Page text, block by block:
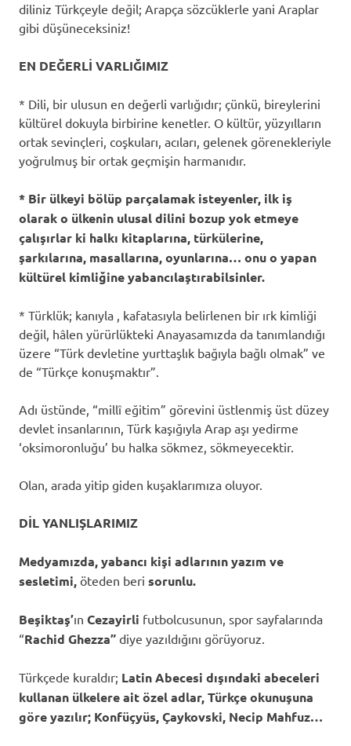
diliniz Türkçeyle değil; Arapça sözcüklerle yani Araplar
gibi düşüneceksiniz!
EN DEĞERLİ VARLIĞIMIZ
* Dili, bir ulusun en değerli varlığıdır; çünkü, bireylerini
kültürel dokuyla birbirine kenetler. O kültür, yüzyılların
ortak sevinçleri, coşkuları, acıları, gelenek görenekleriyle
yoğrulmuş bir ortak geçmişin harmanıdır.
* Bir ülkeyi bölüp parçalamak isteyenler, ilk iş
olarak o ülkenin ulusal dilini bozup yok etmeye
çalışırlar ki halkı kitaplarına, türkülerine,
şarkılarına, masallarına, oyunlarına… onu o yapan
kültürel kimliğine yabancılaştırabilsinler.
* Türklük; kanıyla , kafatasıyla belirlenen bir ırk kimliği
değil, hâlen yürürlükteki Anayasamızda da tanımlandığı
üzere “Türk devletine yurttaşlık bağıyla bağlı olmak” ve
de “Türkçe konuşmaktır”.
Adı üstünde, “millî eğitim” görevini üstlenmiş üst düzey
devlet insanlarının, Türk kaşığıyla Arap aşı yedirme
‘oksimoronluğu’ bu halka sökmez, sökmeyecektir.
Olan, arada yitip giden kuşaklarımıza oluyor.
DİL YANLIŞLARIMIZ
Medyamızda, yabancı kişi adlarının yazım ve
sesletimi, öteden beri sorunlu.
Beşiktaş’ın Cezayirli futbolcusunun, spor sayfalarında
“Rachid Ghezza” diye yazıldığını görüyoruz.
Türkçede kuraldır; Latin Abecesi dışındaki abeceleri
kullanan ülkelere ait özel adlar, Türkçe okunuşuna
göre yazılır; Konfüçyüs, Çaykovski, Necip Mahfuz…